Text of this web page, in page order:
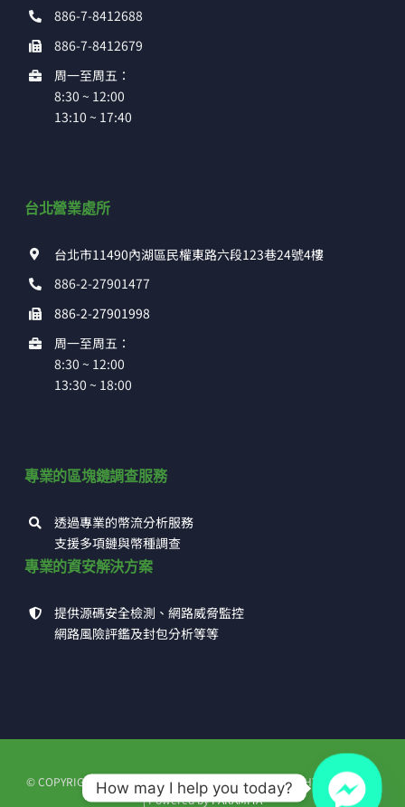
886-7-8412688
886-7-8412679
周一至周五：
8:30 ~ 12:00
13:10 ~ 17:40
台北營業處所
台北市11490內湖區民權東路六段123巷24號4樓
886-2-27901477
886-2-27901998
周一至周五：
8:30 ~ 12:00
13:30 ~ 18:00
專業的區塊鏈調查服務
透過專業的幣流分析服務
支援多項鏈與幣種調查
專業的資安解決方案
提供源碼安全檢測、網路威脅監控
網路風險評鑑及封包分析等等
© COPYRIGHT 1993 - 2026 | 高田科技有限公司 | ALL RIGHTS RESERVED
| Powered byPARAMITA
How may I help you today?